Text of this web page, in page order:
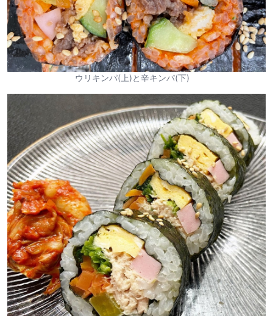
ウリキンパ(上)と辛キンパ(下)